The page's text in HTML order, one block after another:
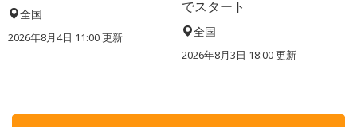
全国
2026年8月4日 11:00更新
でスタート
全国
2026年8月3日 18:00更新